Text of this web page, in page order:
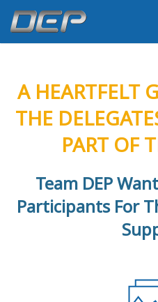
A HEARTFELT
THE
PART OF
Team DEP
Participants For